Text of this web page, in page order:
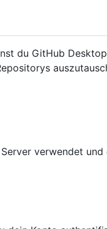
du GitHub Desktop
verwendet und